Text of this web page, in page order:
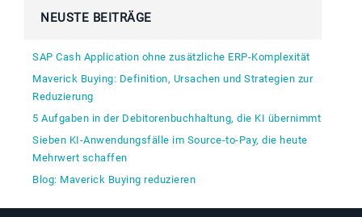
NEUSTE BEITRÄGE
SAP Cash Application ohne zusätzliche ERP-Komplexität
Maverick Buying: Definition, Ursachen und Strategien zur
Reduzierung
5 Aufgaben in der Debitorenbuchhaltung, die KI übernimmt
Sieben KI-Anwendungsfälle im Source-to-Pay, die heute
Mehrwert schaffen
Blog: Maverick Buying reduzieren